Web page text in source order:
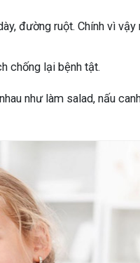
đường ruột. Chính vì vậy
chống lại bệnh tật.
như làm salad, nấu